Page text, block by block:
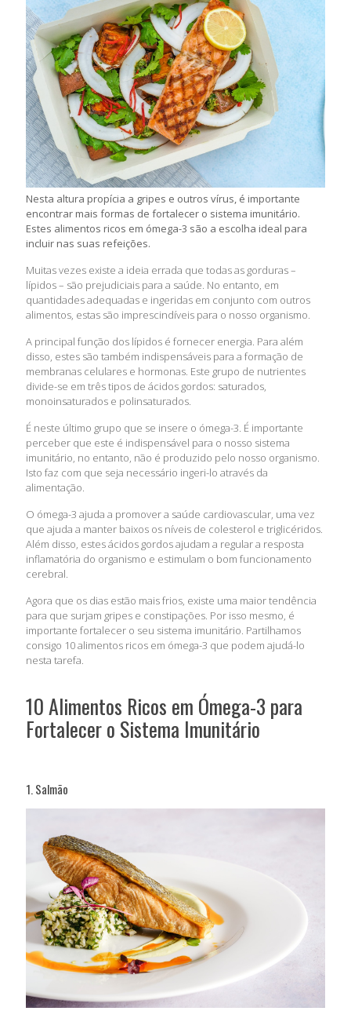
Nesta altura propícia a gripes e outros vírus, é importante
encontrar mais formas de fortalecer o sistema imunitário.
Estes alimentos ricos em ómega-3 são a escolha ideal para
incluir nas suas refeições.
Muitas vezes existe a ideia errada que todas as gorduras –
lípidos – são prejudiciais para a saúde. No entanto, em
quantidades adequadas e ingeridas em conjunto com outros
alimentos, estas são imprescindíveis para o nosso organismo.
A principal função dos lípidos é fornecer energia. Para além
disso, estes são também indispensáveis para a formação de
membranas celulares e hormonas. Este grupo de nutrientes
divide-se em três tipos de ácidos gordos: saturados,
monoinsaturados e polinsaturados.
É neste último grupo que se insere o ómega-3. É importante
perceber que este é indispensável para o nosso sistema
imunitário, no entanto, não é produzido pelo nosso organismo.
Isto faz com que seja necessário ingeri-lo através da
alimentação.
O ómega-3 ajuda a promover a saúde cardiovascular, uma vez
que ajuda a manter baixos os níveis de colesterol e triglicéridos.
Além disso, estes ácidos gordos ajudam a regular a resposta
inflamatória do organismo e estimulam o bom funcionamento
cerebral.
Agora que os dias estão mais frios, existe uma maior tendência
para que surjam gripes e constipações. Por isso mesmo, é
importante fortalecer o seu sistema imunitário. Partilhamos
consigo 10 alimentos ricos em ómega-3 que podem ajudá-lo
nesta tarefa.
10 Alimentos Ricos em Ómega-3 para
Fortalecer o Sistema Imunitário
1. Salmão